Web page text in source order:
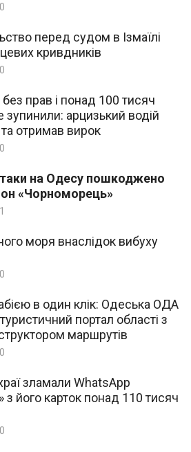
0
перед судом в Ізмаїлі
кривдників
0
зупинили: арцизький водій
отримав вирок
0
на Одесу пошкоджено
«Чорноморець»
1
моря внаслідок вибуху
0
в один клік: Одеська ОДА
портал області з
маршрутів
0
зламали WhatsApp
з його карток понад 110 тисяч
0